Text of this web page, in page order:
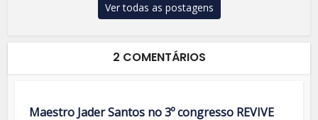
Ver todas as postagens
2 COMENTÁRIOS
Maestro Jader Santos no 3º congresso REVIVE